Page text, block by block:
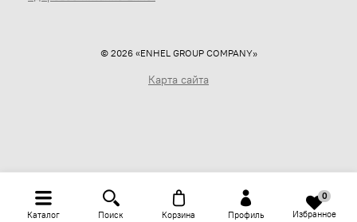
© 2026 «ENHEL GROUP COMPANY»
Карта сайта
Каталог Поиск Корзина Профиль
0
Избранное